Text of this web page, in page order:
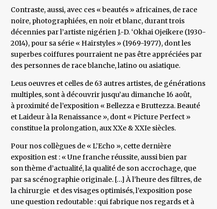
Contraste, aussi, avec ces « beautés » africaines, de race
noire, photographiées, en noir et blanc, durant trois
décennies par l’artiste nigérien J.-D. ‘Okhai Ojeikere (1930-
2014), pour sa série « Hairstyles » (1969-1977), dont les
superbes coiffures pourraient ne pas être appréciées par
des personnes de race blanche, latino ou asiatique.
Leus oeuvres et celles de 63 autres artistes, de générations
multiples, sont à découvrir jusqu’au dimanche 16 août,
à proximité de l’exposition « Bellezza e Bruttezza. Beauté
et Laideur à la Renaissance », dont « Picture Perfect »
constitue la prolongation, aux XXe & XXIe siècles.
Pour nos collègues de « L’Echo », cette dernière
exposition est : « Une franche réussite, aussi bien par
son thème d’actualité, la qualité de son accrochage, que
par sa scénographie originale. […]​​​​​​​ À l’heure des filtres, de
la chirurgie et des visages optimisés, l’exposition pose
une question redoutable : qui fabrique nos regards et à